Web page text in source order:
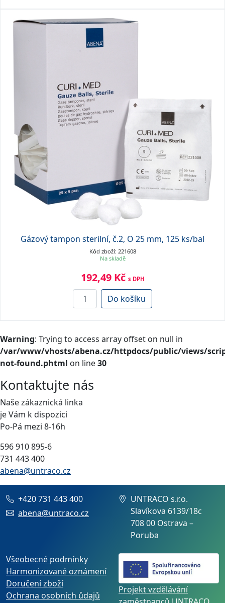
Gázový tampon sterilní, č.2, O 25 mm, 125 ks/bal
Kód zboží: 221608
Na skladě
192,49 Kč s DPH
Do košíku
Warning: Trying to access array offset on null in
/var/www/vhosts/abena.cz/httpdocs/public/views/
not-found.phtml on line30
Kontaktujte nás
Naše zákaznická linka
je Vám k dispozici
Po-Pá mezi 8-16h
596 910 895-6
731 443 400
abena@untraco.cz
+420 731 443 400
abena@untraco.cz
UNTRACO s.r.o.
Slavíkova 6139/18c
708 00 Ostrava –
Poruba
Všeobecné podmínky
Harmonizované oznámení
Doručení zboží
Ochrana osobních ůdajů
Projekt vzdělávání